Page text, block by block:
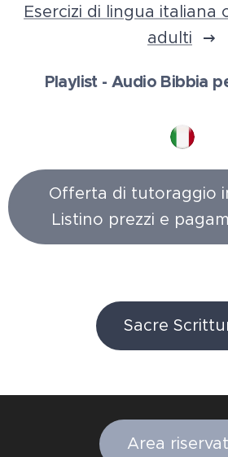
Esercizi di lingua
adulti
Playlist - Audio Bibbia
Offerta di tutoraggio
Listino prezzi e
Sacre
Area